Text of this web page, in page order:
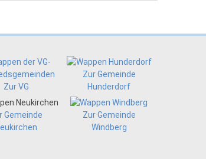
Zur VG
Zur Gemeinde
Hunderdorf
Gemeinde
Zur Gemeinde
Windberg